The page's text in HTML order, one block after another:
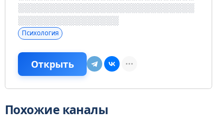
Психология
Открыть
Похожие каналы